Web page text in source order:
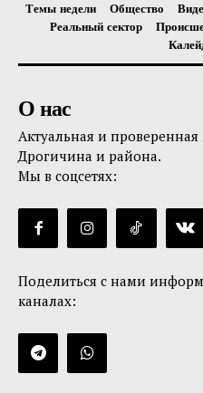
Темы недели Общество
Реальный сектор
О нас
Актуальная и
Дрогичина и района.
Мы в соцсетях:
Поделиться с нами
каналах: